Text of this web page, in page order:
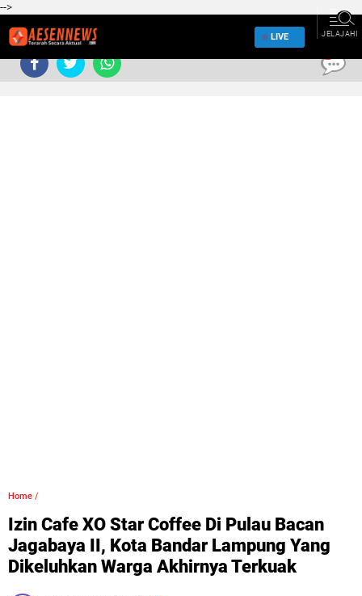
-->
LIVE JELAJAHI
Home /
Izin Cafe XO Star Coffee Di Pulau Bacan
Jagabaya II, Kota Bandar Lampung Yang
Dikeluhkan Warga Akhirnya Terkuak